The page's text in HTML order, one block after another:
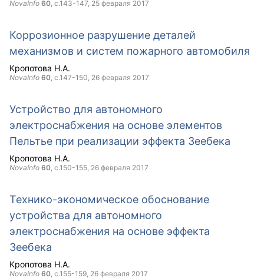
NovaInfo 60, с.143-147, 25 февраля 2017
Коррозионное разрушение деталей
механизмов и систем пожарного автомобиля
Кропотова Н.А.
NovaInfo 60, с.147-150, 26 февраля 2017
Устройство для автономного
электроснабжения на основе элементов
Пельтье при реализации эффекта Зеебека
Кропотова Н.А.
NovaInfo 60, с.150-155, 26 февраля 2017
Технико-экономическое обоснование
устройства для автономного
электроснабжения на основе эффекта
Зеебека
Кропотова Н.А.
NovaInfo 60, с.155-159, 26 февраля 2017